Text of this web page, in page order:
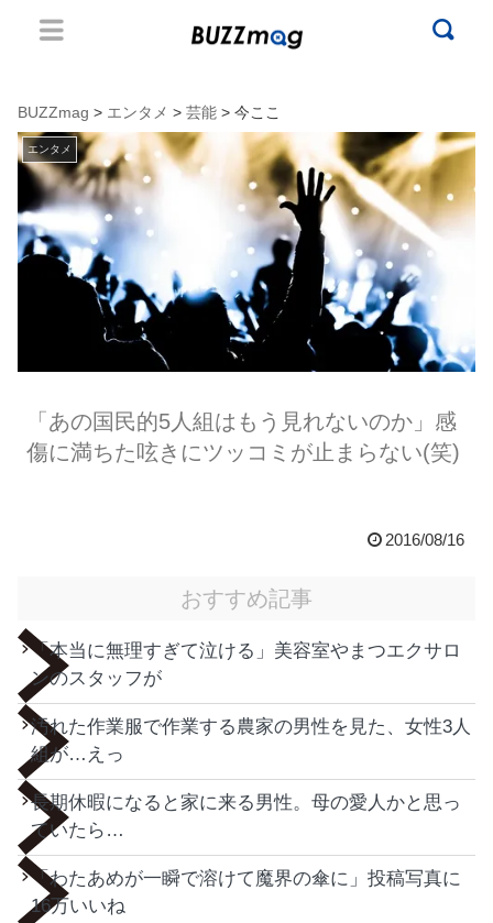
BUZZmag > エンタメ > 芸能 > 今ここ
エンタメ
「あの国民的5人組はもう見れないのか」感
傷に満ちた呟きにツッコミが止まらない(笑)
2016/08/16
おすすめ記事
「本当に無理すぎて泣ける」美容室やまつエクサロ
ンのスタッフが
汚れた作業服で作業する農家の男性を見た、女性3人
組が…えっ
長期休暇になると家に来る男性。母の愛人かと思っ
ていたら…
「わたあめが一瞬で溶けて魔界の傘に」投稿写真に
16万いいね